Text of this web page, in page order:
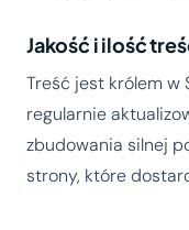
Jakość i ilość
Treść jest królem w
regularnie
zbudowania silnej
strony, które